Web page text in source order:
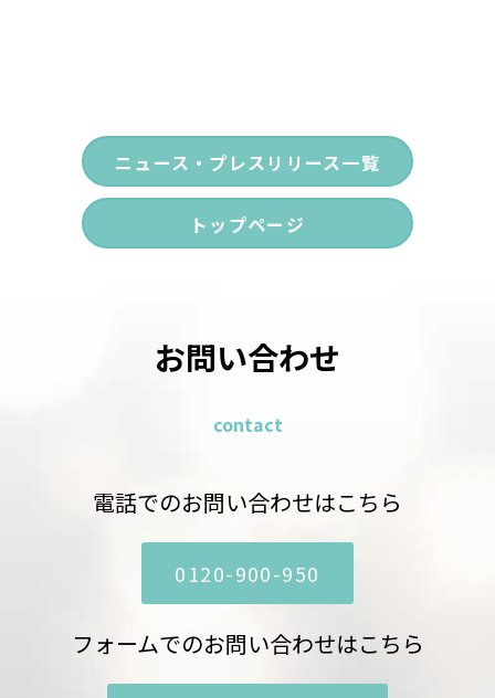
ニュース・プレスリリース一覧
トップページ
お問い合わせ
contact
電話でのお問い合わせはこちら
0120-900-950
フォームでのお問い合わせはこちら